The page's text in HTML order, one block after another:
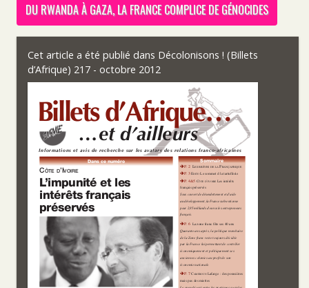
DU RWANDA À GAZA, LA FRANCE COMPLICE DE GÉNOCIDES
Cet article a été publié dans Décolonisons ! (Billets
d’Afrique) 217 - octobre 2012